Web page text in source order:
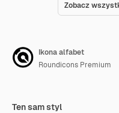
Zobacz
Ikona alfabet
Roundicons Premium
Ten sam styl